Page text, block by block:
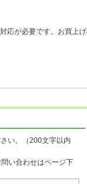
応が必要です。お買上
い。（200文字以内
い合わせはページ下